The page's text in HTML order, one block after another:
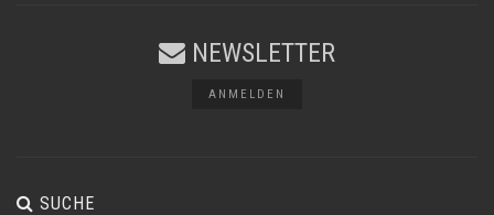
NEWSLETTER
ANMELDEN
SUCHE